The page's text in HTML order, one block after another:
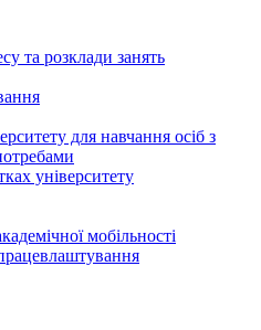
та розклади занять
для навчання осіб з
університету
мобільності